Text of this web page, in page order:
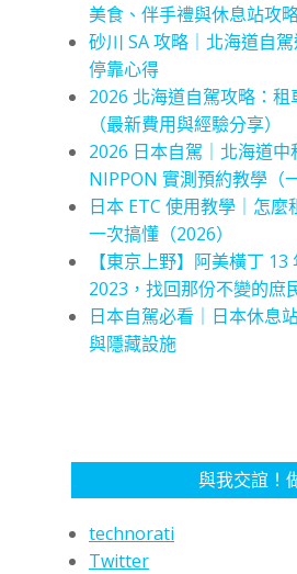
美食、伴手禮與休息站攻
砂川 SA 攻略｜北海道自
停靠心得
2026 北海道自駕攻略：
（最新費用與經驗分享）
2026 日本自駕｜北海道
NIPPON 實測預約教學（
日本 ETC 使用教學｜怎
一次搞懂（2026）
【東京上野】阿美橫丁
2023，找回那份不變的庶
日本自駕必看｜日本休息
與隱藏設施
與我交誼！
technorati
Twitter